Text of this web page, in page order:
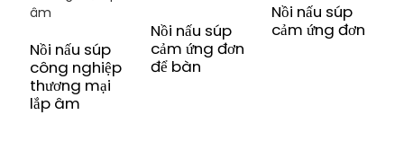
Nồi nấu súp
công nghiệp
thương mại
lắp âm
Nồi nấu súp
cảm ứng đơn
để bàn
Nồi nấu súp
cảm ứng đơn